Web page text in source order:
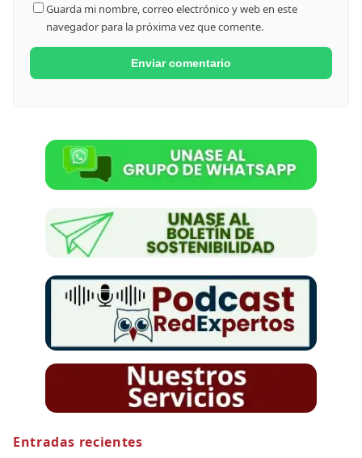
Guarda mi nombre, correo electrónico y web en este
navegador para la próxima vez que comente.
Entradas recientes